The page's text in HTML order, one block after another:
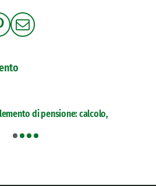
di pensione: calcolo,